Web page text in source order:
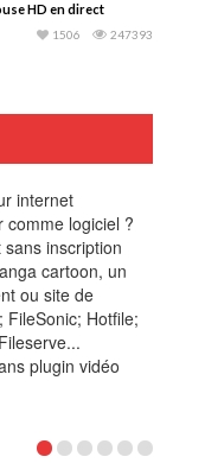
HD en direct
247393
1506
internet
logiciel ?
inscription
cartoon, un
ou site de
Hotfile;
plugin vidéo